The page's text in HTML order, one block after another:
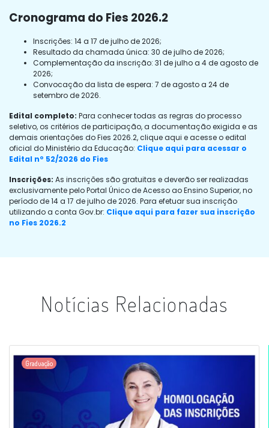
Cronograma do Fies 2026.2
Inscrições: 14 a 17 de julho de 2026;
Resultado da chamada única: 30 de julho de 2026;
Complementação da inscrição: 31 de julho a 4 de agosto de
2026;
Convocação da lista de espera: 7 de agosto a 24 de
setembro de 2026.
Edital completo: Para conhecer todas as regras do processo
seletivo, os critérios de participação, a documentação exigida e as
demais orientações do Fies 2026.2, clique aqui e acesse o edital
oficial do Ministério da Educação: Clique aqui para acessar o
Edital nº 52/2026 do Fies
Inscrições: As inscrições são gratuitas e deverão ser realizadas
exclusivamente pelo Portal Único de Acesso ao Ensino Superior, no
período de 14 a 17 de julho de 2026. Para efetuar sua inscrição
utilizando a conta Gov.br: Clique aqui para fazer sua inscrição
no Fies 2026.2
Notícias Relacionadas
Graduação